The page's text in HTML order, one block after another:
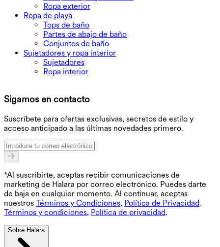
Ropa exterior
Ropa de playa
Tops de baño
Partes de abajo de baño
Conjuntos de baño
Sujetadores y ropa interior
Sujetadores
Ropa interior
Sigamos en contacto
Suscríbete para ofertas exclusivas, secretos de estilo y
acceso anticipado a las últimas novedades primero.
*Al suscribirte, aceptas recibir comunicaciones de
marketing de Halara por correo electrónico. Puedes darte
de baja en cualquier momento. Al continuar, aceptas
nuestros Términos y Condiciones, Política de Privacidad.
Términos y condiciones, Política de privacidad.
Sobre Halara